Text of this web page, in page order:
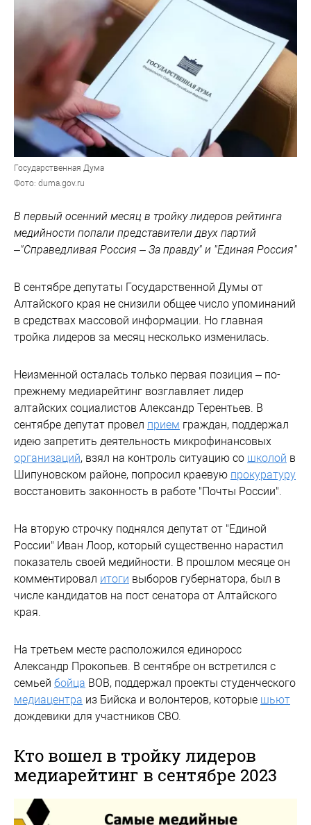
Государственная Дума
Фото: duma.gov.ru
В первый осенний месяц в тройку лидеров рейтинга
медийности попали представители двух партий
–"Справедливая Россия – За правду" и "Единая Россия"
В сентябре депутаты Государственной Думы от
Алтайского края не снизили общее число упоминаний
в средствах массовой информации. Но главная
тройка лидеров за месяц несколько изменилась.
Неизменной осталась только первая позиция – по-
прежнему медиарейтинг возглавляет лидер
алтайских социалистов Александр Терентьев. В
сентябре депутат провел прием граждан, поддержал
идею запретить деятельность микрофинансовых
организаций, взял на контроль ситуацию со школой в
Шипуновском районе, попросил краевую прокуратуру
восстановить законность в работе "Почты России".
На вторую строчку поднялся депутат от "Единой
России" Иван Лоор, который существенно нарастил
показатель своей медийности. В прошлом месяце он
комментировал итоги выборов губернатора, был в
числе кандидатов на пост сенатора от Алтайского
края.
На третьем месте расположился единоросс
Александр Прокопьев. В сентябре он встретился с
семьей бойца ВОВ, поддержал проекты студенческого
медиацентра из Бийска и волонтеров, которые шьют
дождевики для участников СВО.
Кто вошел в тройку лидеров
медиарейтинг в сентябре 2023